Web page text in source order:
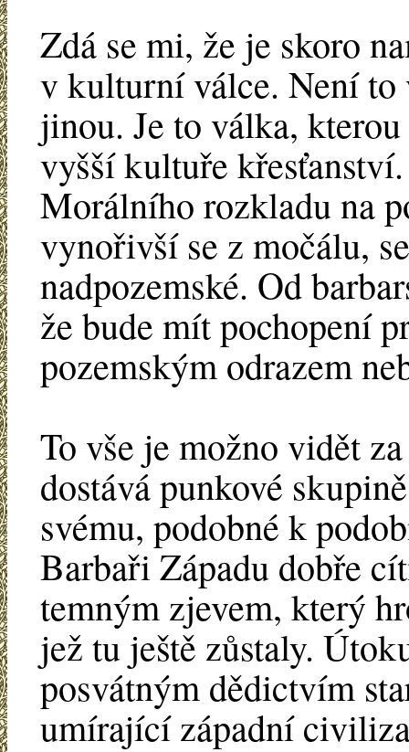
Zdá se mi, že je skoro
v kulturní válce. Není to
jinou. Je to válka,
vyšší kultuře
Morálního rozkladu na
vynořivší se z močálu,
nadpozemské. Od
že bude mít pochopení
pozemským odrazem
To vše je možno vidět
dostává punkové
svému, podobné k
Barbaři Západu dobře
temným zjevem, který
jež tu ještě zůstaly.
posvátným dědictvím
umírající západní